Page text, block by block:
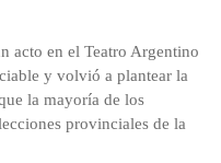
acto en el Teatro Argentino
y volvió a plantear la
la mayoría de los
provinciales de la